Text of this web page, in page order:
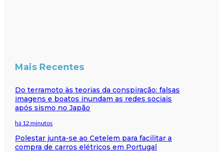
Mais Recentes
Do terramoto às teorias da conspiração: falsas
imagens e boatos inundam as redes sociais
após sismo no Japão
há 12 minutos
Polestar junta-se ao Cetelem para facilitar a
compra de carros elétricos em Portugal